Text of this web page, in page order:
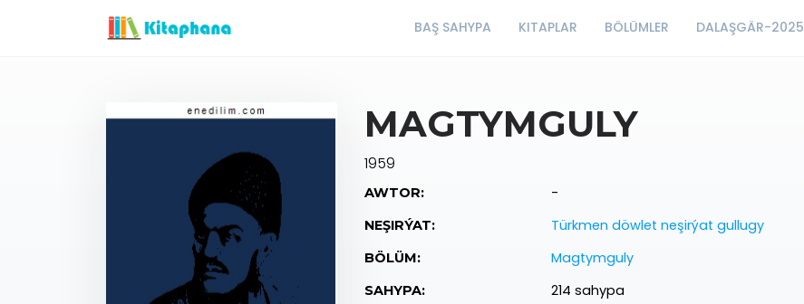
BAŞ SAHYPA KITAPLAR BÖLÜMLER DALAŞGÄR-2025
MAGTYMGULY
1959
AWTOR: -
NEŞIRÝAT: Türkmen döwlet neşirýat gullugy
BÖLÜM: Magtymguly
SAHYPA: 214 sahypa